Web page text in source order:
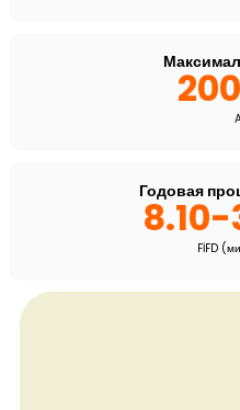
Годовая
8.10-
FİFD